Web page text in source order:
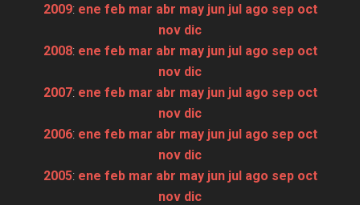
2009: ene feb mar abr may jun jul ago sep oct
nov dic
2008: ene feb mar abr may jun jul ago sep oct
nov dic
2007: ene feb mar abr may jun jul ago sep oct
nov dic
2006: ene feb mar abr may jun jul ago sep oct
nov dic
2005: ene feb mar abr may jun jul ago sep oct
nov dic